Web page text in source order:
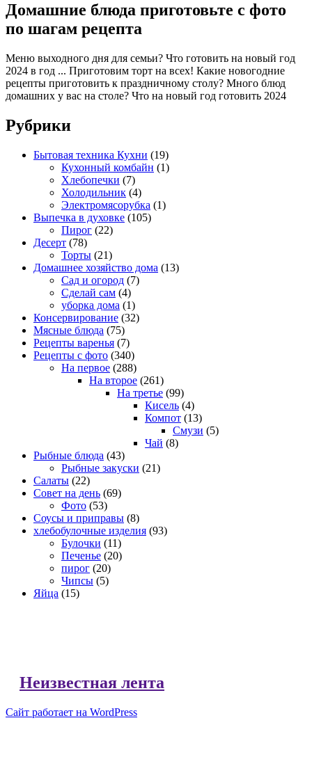
Домашние блюда приготовьте с фото
по шагам рецепта
Меню выходного дня для семьи? Что готовить на новый год
2024 в год ... Приготовим торт на всех! Какие новогодние
рецепты приготовить к праздничному столу? Много блюд
домашних у вас на столе? Что на новый год готовить 2024
Рубрики
Бытовая техника Кухни (19)
Кухонный комбайн (1)
Хлебопечки (7)
Холодильник (4)
Электромясорубка (1)
Выпечка в духовке (105)
Пирог (22)
Десерт (78)
Торты (21)
Домашнее хозяйство дома (13)
Сад и огород (7)
Сделай сам (4)
уборка дома (1)
Консервирование (32)
Мясные блюда (75)
Рецепты варенья (7)
Рецепты с фото (340)
На первое (288)
На второе (261)
На третье (99)
Кисель (4)
Компот (13)
Смузи (5)
Чай (8)
Рыбные блюда (43)
Рыбные закуски (21)
Салаты (22)
Совет на день (69)
Фото (53)
Соусы и приправы (8)
хлебобулочные изделия (93)
Булочки (11)
Печенье (20)
пирог (20)
Чипсы (5)
Яйца (15)
Неизвестная лента
Сайт работает на WordPress